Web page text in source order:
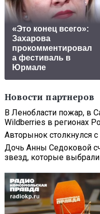
«Это конец всего»:
Захарова
прокомментировал
а фестиваль в
Юрмале
Новости партнеров
В Ленобласти пожар, в
Wildberries в регионах
Авторынок столкнулся
Дочь Анны Седоковой
звезд, которые